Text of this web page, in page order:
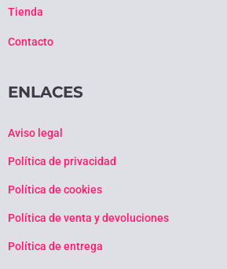
Tienda
Contacto
ENLACES
Aviso legal
Política de privacidad
Política de cookies
Política de venta y devoluciones
Política de entrega